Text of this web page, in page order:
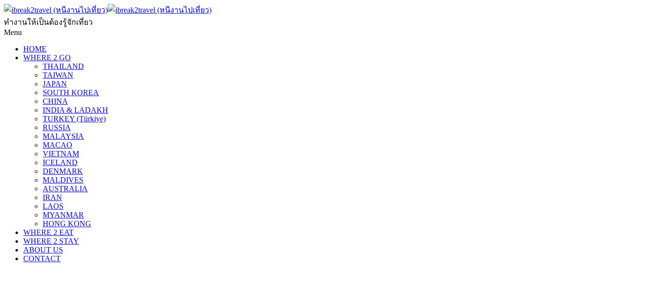
ทำงานให้เป็นต้องรู้จักเที่ยว
Menu
HOME
WHERE 2 GO
THAILAND
TAIWAN
JAPAN
SOUTH KOREA
CHINA
INDIA & LADAKH
TURKEY (Türkiye)
RUSSIA
MALAYSIA
MACAO
VIETNAM
ICELAND
DENMARK
MALDIVES
AUSTRALIA
IRAN
LAOS
MYANMAR
HONG KONG
WHERE 2 EAT
WHERE 2 STAY
ABOUT US
CONTACT